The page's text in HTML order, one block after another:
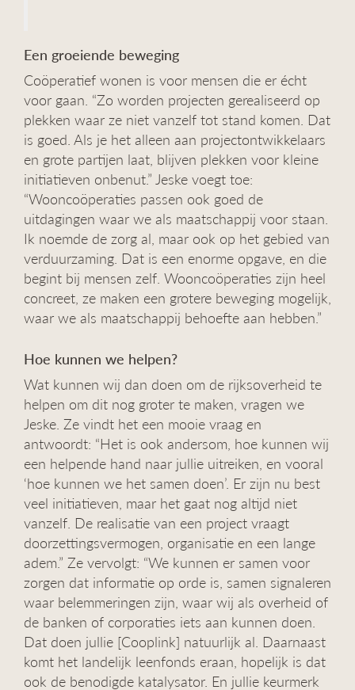
Een groeiende beweging
Coöperatief wonen is voor mensen die er écht
voor gaan. “Zo worden projecten gerealiseerd op
plekken waar ze niet vanzelf tot stand komen. Dat
is goed. Als je het alleen aan projectontwikkelaars
en grote partijen laat, blijven plekken voor kleine
initiatieven onbenut.” Jeske voegt toe:
“Wooncoöperaties passen ook goed de
uitdagingen waar we als maatschappij voor staan.
Ik noemde de zorg al, maar ook op het gebied van
verduurzaming. Dat is een enorme opgave, en die
begint bij mensen zelf. Wooncoöperaties zijn heel
concreet, ze maken een grotere beweging mogelijk,
waar we als maatschappij behoefte aan hebben.”
Hoe kunnen we helpen?
Wat kunnen wij dan doen om de rijksoverheid te
helpen om dit nog groter te maken, vragen we
Jeske. Ze vindt het een mooie vraag en
antwoordt: “Het is ook andersom, hoe kunnen wij
een helpende hand naar jullie uitreiken, en vooral
‘hoe kunnen we het samen doen’. Er zijn nu best
veel initiatieven, maar het gaat nog altijd niet
vanzelf. De realisatie van een project vraagt
doorzettingsvermogen, organisatie en een lange
adem.” Ze vervolgt: “We kunnen er samen voor
zorgen dat informatie op orde is, samen signaleren
waar belemmeringen zijn, waar wij als overheid of
de banken of corporaties iets aan kunnen doen.
Dat doen jullie [Cooplink] natuurlijk al. Daarnaast
komt het landelijk leenfonds eraan, hopelijk is dat
ook de benodigde katalysator. En jullie keurmerk